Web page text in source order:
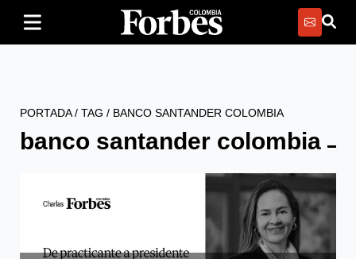
PORTADA/ TAG / BANCO SANTANDER COLOMBIA
banco santander colombia